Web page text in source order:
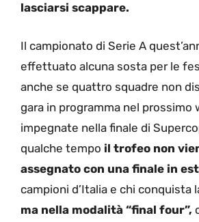
lasciarsi scappare.
Il campionato di Serie A
effettuato alcuna sosta per le
anche se quattro squadre non
gara in programma nel prossimo
impegnate nella finale di
qualche tempo il trofeo non
assegnato con una finale in
campioni d’Italia e chi conquista
ma nella modalità “final four”,